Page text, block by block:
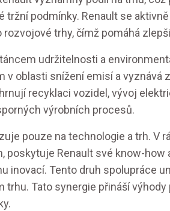
tržní podmínky. Renault se
trhy, čímž pomáhá
udržitelnosti a
v oblasti snížení emisí a vyznává
recyklaci vozidel, vývoj
výrobních procesů.
pouze na technologie a trh. V
poskytuje Renault své know-how
inovací. Tento druh spolupráce
trhu. Tato synergie přináší